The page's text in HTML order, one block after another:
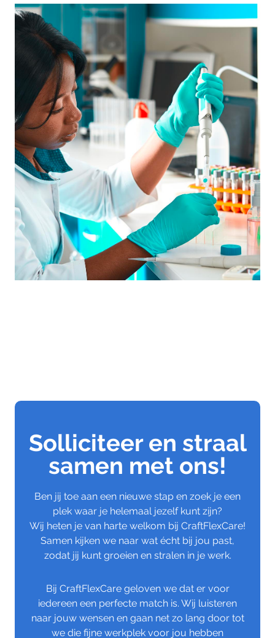
Solliciteer en straal
samen met ons!
Ben jij toe aan een nieuwe stap en zoek je een
plek waar je helemaal jezelf kunt zijn?
Wij heten je van harte welkom bij CraftFlexCare!
Samen kijken we naar wat écht bij jou past,
zodat jij kunt groeien en stralen in je werk.
Bij CraftFlexCare geloven we dat er voor
iedereen een perfecte match is. Wij luisteren
naar jouw wensen en gaan net zo lang door tot
we die fijne werkplek voor jou hebben